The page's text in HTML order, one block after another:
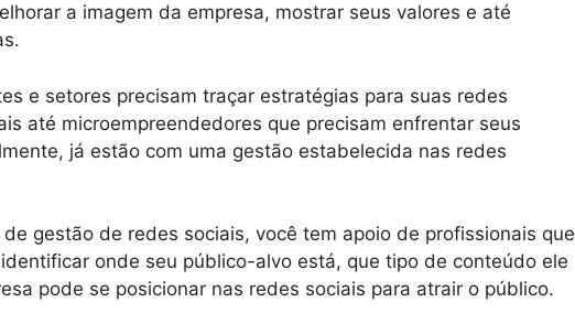
a imagem da empresa, mostrar seus valores e até
e setores precisam traçar estratégias para suas redes
até microempreendedores que precisam enfrentar seus
já estão com uma gestão estabelecida nas redes
gestão de redes sociais, você tem apoio de profissionais que
onde seu público-alvo está, que tipo de conteúdo ele
pode se posicionar nas redes sociais para atrair o público.